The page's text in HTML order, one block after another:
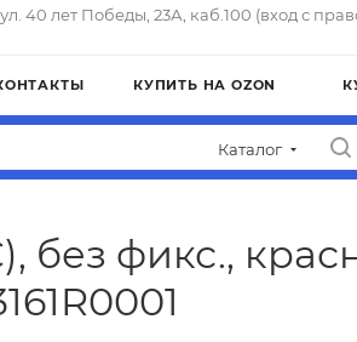
40 лет Победы, 23А, каб.100 (вход с
КУПИТЬ НА OZON
Каталог
без фикс.,